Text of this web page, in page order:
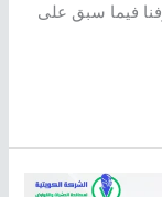
فيما سبق على